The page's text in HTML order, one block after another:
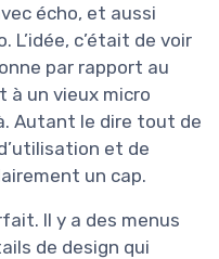
écho, et aussi
L’idée, c’était de voir
par rapport au
à un vieux micro
Autant le dire tout de
et de
un cap.
Il y a des menus
de design qui